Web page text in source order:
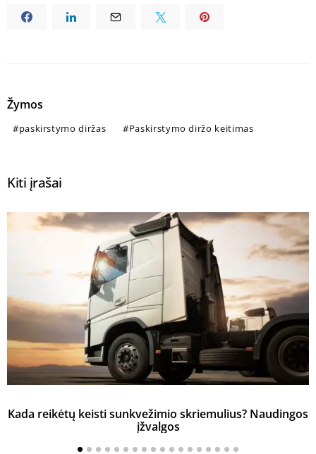
Žymos
paskirstymo diržas Paskirstymo diržo keitimas
Kiti įrašai
Kada reikėtų keisti sunkvežimio skriemulius? Naudingos
įžvalgos